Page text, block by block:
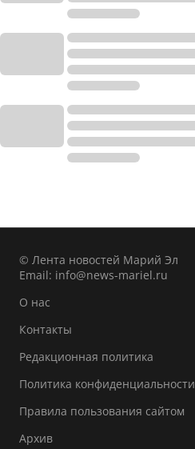
© Лента новостей Марий Эл
Email: info@news-mariel.ru
О нас
Контакты
Редакционная политика
Политика конфиденциальности
Правила пользования сайтом
Архив